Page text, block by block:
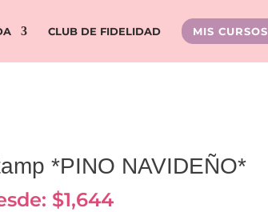
CLUB DE FIDELIDAD MIS CURSOS
*PINO NAVIDEÑO*
$1,644